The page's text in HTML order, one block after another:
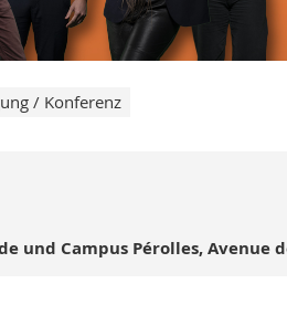
/ Konferenz
und Campus Pérolles, Avenue